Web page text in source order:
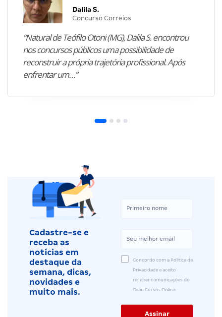
Dalila S.
Concurso Correios
“Natural de Teófilo Otoni (MG), Dalila S. encontrou
nos concursos públicos uma possibilidade de
reconstruir a própria trajetória profissional. Após
enfrentar um…”
Cadastre-se e
receba as
notícias em
destaque da
semana, dicas,
novidades e
muito mais.
Concordo com a Política de
Privacidade e aceito
receber comunicações do
Gran Cursos Online.